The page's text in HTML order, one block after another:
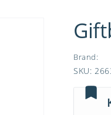
Brand:
SKU: